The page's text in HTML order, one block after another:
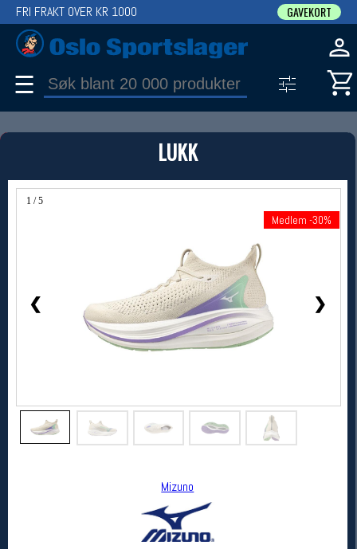
LUKK
1 / 5
❮ ❯
Medlem -30%
Mizuno
FRI FRAKT OVER KR 1000 GAVEKORT
☰
PRODUKT
Produkter (1)
Bruk filter til å spisse søket